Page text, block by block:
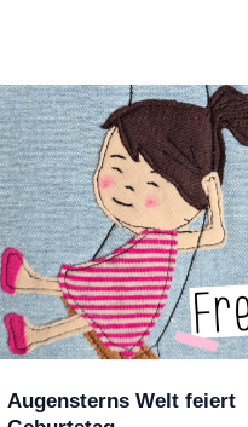
Augensterns Welt feiert